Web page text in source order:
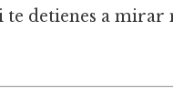
te detienes a